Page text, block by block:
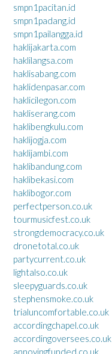
smpn1pacitan.id
smpn1padang.id
smpn1pailangga.id
haklijakarta.com
haklilangsa.com
haklisabang.com
haklidenpasar.com
haklicilegon.com
hakliserang.com
haklibengkulu.com
haklijogja.com
haklijambi.com
haklibandung.com
haklibekasi.com
haklibogor.com
perfectperson.co.uk
tourmusicfest.co.uk
strongdemocracy.co.uk
dronetotal.co.uk
partycurrent.co.uk
lightalso.co.uk
sleepyguards.co.uk
stephensmoke.co.uk
trialuncomfortable.co.uk
accordingchapel.co.uk
accordingoversees.co.uk
annoyingfunded.co.uk